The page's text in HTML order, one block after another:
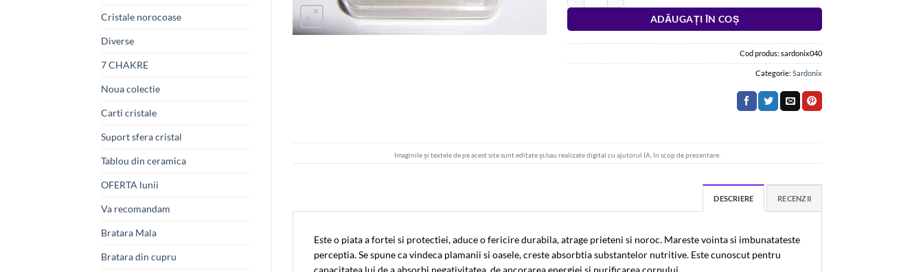
Cristale norocoase
Diverse
7 CHAKRE
Noua colectie
Carti cristale
Suport sfera cristal
Tablou din ceramica
OFERTA lunii
Va recomandam
Bratara Mala
Bratara din cupru
ADĂUGAȚI ÎN COȘ
Cod produs: sardonix040
Categorie: Sardonix
Imaginile și textele de pe acest site sunt editate și/sau realizate digital cu ajutorul IA, în scop de prezentare.
DESCRIERE RECENZII
Este o piata a fortei si protectiei, aduce o fericire durabila, atrage prieteni si noroc. Mareste vointa si imbunatateste
perceptia. Se spune ca vindeca plamanii si oasele, creste absorbtia substantelor nutritive. Este cunoscut pentru